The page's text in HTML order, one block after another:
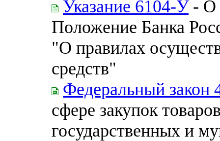
Указание 6104-У- О
Положение Банка
"О правилах
средств"
Федеральный закон
сфере закупок
государственных и